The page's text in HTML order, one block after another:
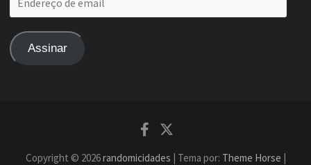
de
Assinar
Facebook
Copyright © 2026randomicidades | Tema por: Theme Horse |